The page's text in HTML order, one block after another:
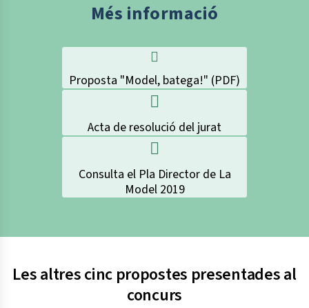
Més informació
Proposta "Model, batega!" (PDF)
Acta de resolució del jurat
Consulta el Pla Director de La
Model 2019
Les altres cinc propostes presentades al
concurs